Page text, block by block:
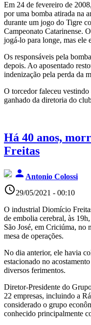
Em 24 de fevereiro de
por uma bomba atirada na
durante um jogo do Tigre
Campeonato Catarinense.
jogá-lo para longe, mas ele
Os responsáveis pela
depois. Ao aposentado
indenização pela perda da
O torcedor faleceu
ganhado da diretoria do
Há 40 anos,
Freitas
person Antonio Colossi
access_time29/05/2021 - 00:10
O industrial Diomício
de embolia cerebral, às
São José, em Criciúma, no
mesa de operações.
No dia anterior, ele havia
estacionado no
diversos ferimentos.
Diretor-Presidente do
22 empresas, incluindo a
considerado o grupo
conhecido principalmente